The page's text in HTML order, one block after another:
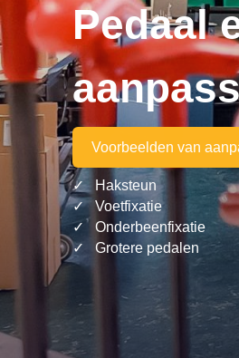
Pedaal
Voorbeelden van
Haksteun
Voetfixatie
Onderbeenfixatie
Grotere pedalen